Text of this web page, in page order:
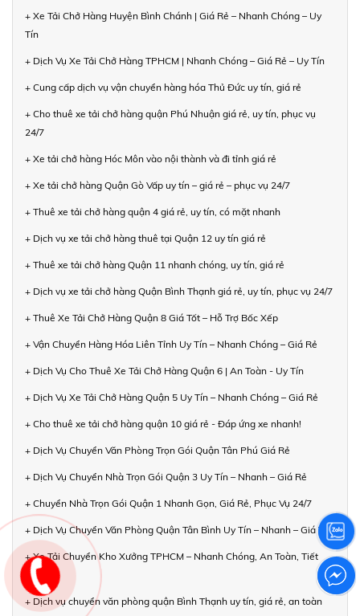
+ Xe Tải Chở Hàng Huyện Bình Chánh | Giá Rẻ – Nhanh Chóng – Uy
Tín
+ Dịch Vụ Xe Tải Chở Hàng TPHCM | Nhanh Chóng – Giá Rẻ – Uy Tín
+ Cung cấp dịch vụ vận chuyển hàng hóa Thủ Đức uy tín, giá rẻ
+ Cho thuê xe tải chở hàng quận Phú Nhuận giá rẻ, uy tín, phục vụ
24/7
+ Xe tải chở hàng Hóc Môn vào nội thành và đi tỉnh giá rẻ
+ Xe tải chở hàng Quận Gò Vấp uy tín – giá rẻ – phục vụ 24/7
+ Thuê xe tải chở hàng quận 4 giá rẻ, uy tín, có mặt nhanh
+ Dịch vụ xe tải chở hàng thuê tại Quận 12 uy tín giá rẻ
+ Thuê xe tải chở hàng Quận 11 nhanh chóng, uy tín, giá rẻ
+ Dịch vụ xe tải chở hàng Quận Bình Thạnh giá rẻ, uy tín, phục vụ 24/7
+ Thuê Xe Tải Chở Hàng Quận 8 Giá Tốt – Hỗ Trợ Bốc Xếp
+ Vận Chuyển Hàng Hóa Liên Tỉnh Uy Tín – Nhanh Chóng – Giá Rẻ
+ Dịch Vụ Cho Thuê Xe Tải Chở Hàng Quận 6 | An Toàn - Uy Tín
+ Dịch Vụ Xe Tải Chở Hàng Quận 5 Uy Tín – Nhanh Chóng – Giá Rẻ
+ Cho thuê xe tải chở hàng quận 10 giá rẻ - Đáp ứng xe nhanh!
+ Dịch Vụ Chuyển Văn Phòng Trọn Gói Quận Tân Phú Giá Rẻ
+ Dịch Vụ Chuyển Nhà Trọn Gói Quận 3 Uy Tín – Nhanh – Giá Rẻ
+ Chuyển Nhà Trọn Gói Quận 1 Nhanh Gọn, Giá Rẻ, Phục Vụ 24/7
+ Dịch Vụ Chuyển Văn Phòng Quận Tân Bình Uy Tín – Nhanh – Giá Tốt
+ Xe Tải Chuyển Kho Xưởng TPHCM – Nhanh Chóng, An Toàn, Tiết
Kiệm
+ Dịch vụ chuyển văn phòng quận Bình Thạnh uy tín, giá rẻ, an toàn